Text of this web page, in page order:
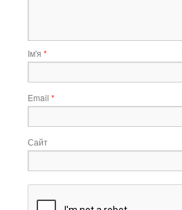
Ім'я *
Email *
Сайт